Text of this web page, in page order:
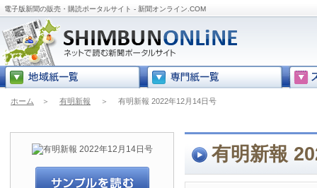
電子版新聞の販売・購読ポータルサイト - 新聞オンライン.COM
ホーム ＞ 有明新報 ＞ 有明新報 2022年12月14日号
有明新報